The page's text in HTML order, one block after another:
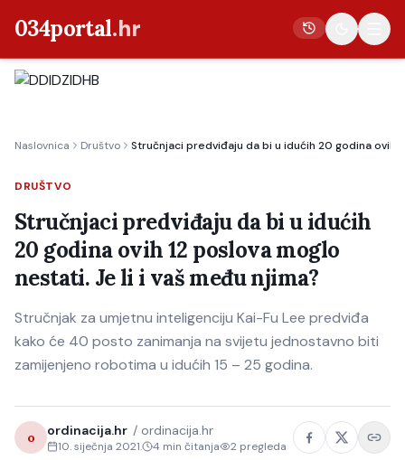
034portal.hr
Crna kronika
Poljoprivreda
Politika
Gospodarstvo
Život
Kultura
Sport
Naslovnica Društvo Stručnjaci predviđaju da bi u idućih 20 godina ovih
DRUŠTVO
Stručnjaci predviđaju da bi u idućih
20 godina ovih 12 poslova moglo
nestati. Je li i vaš među njima?
Stručnjak za umjetnu inteligenciju Kai-Fu Lee predviđa
kako će 40 posto zanimanja na svijetu jednostavno biti
zamijenjeno robotima u idućih 15 – 25 godina.
o ordinacija.hr / ordinacija.hr
10. siječnja 2021. 4 min čitanja 2 pregleda